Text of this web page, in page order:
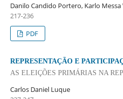
Danilo Candido Portero, Karlo
217-236
PDF
REPRESENTAÇÃO E
AS ELEIÇÕES PRIMÁRIAS NA
Carlos Daniel Luque